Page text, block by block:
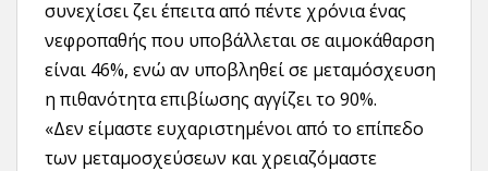
συνεχίσει ζει έπειτα από πέντε χρόνια ένας
νεφροπαθής που υποβάλλεται σε αιμοκάθαρση
είναι 46%, ενώ αν υποβληθεί σε μεταμόσχευση
η πιθανότητα επιβίωσης αγγίζει το 90%.
«Δεν είμαστε ευχαριστημένοι από το επίπεδο
των μεταμοσχεύσεων και χρειαζόμαστε